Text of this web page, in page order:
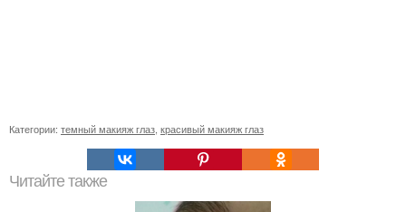
Категории: темный макияж глаз красивый макияж глаз
Читайте также